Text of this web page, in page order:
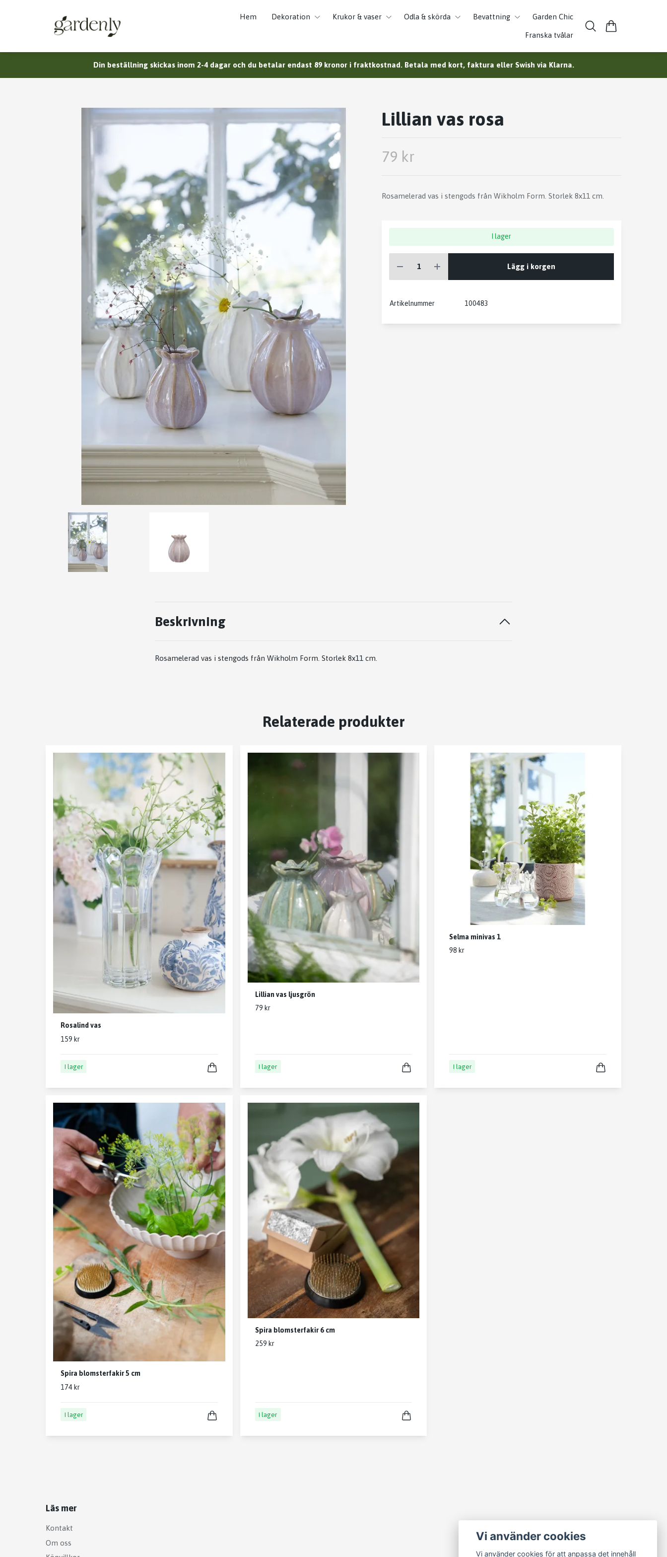
Hem Dekoration Krukor & vaser Odla & skörda Bevattning Garden Chic
Franska tvålar
Din beställning skickas inom 2-4 dagar och du betalar endast 89 kronor i fraktkostnad. Betala med kort, faktura eller Swish via Klarna.
Lillian vas rosa
79 kr
Rosamelerad vas i stengods från Wikholm Form. Storlek 8x11 cm.
I lager
Lägg i korgen
Artikelnummer 100483
Beskrivning
Rosamelerad vas i stengods från Wikholm Form. Storlek 8x11 cm.
Relaterade produkter
Rosalind vas
159 kr
I lager
Lillian vas ljusgrön
79 kr
I lager
Selma minivas 1
98 kr
I lager
Spira blomsterfakir 5 cm
174 kr
I lager
Spira blomsterfakir 6 cm
259 kr
I lager
Läs mer
Kontakt
Om oss
Vi använder cookies
Vi använder cookies för att anpassa det innehåll